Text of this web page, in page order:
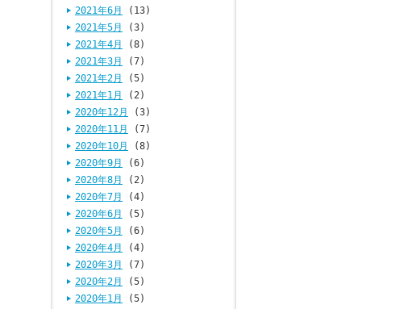
2021年6月
(13)
2021年5月
(3)
2021年4月
(8)
2021年3月
(7)
2021年2月
(5)
2021年1月
(2)
2020年12月
(3)
2020年11月
(7)
2020年10月
(8)
2020年9月
(6)
2020年8月
(2)
2020年7月
(4)
2020年6月
(5)
2020年5月
(6)
2020年4月
(4)
2020年3月
(7)
2020年2月
(5)
2020年1月
(5)